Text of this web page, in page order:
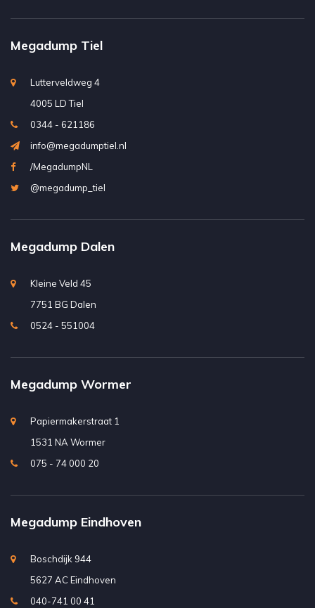
Megadump Tiel
Lutterveldweg 4
4005 LD Tiel
0344 - 621186
info@megadumptiel.nl
/MegadumpNL
@megadump_tiel
Megadump Dalen
Kleine Veld 45
7751 BG Dalen
0524 - 551004
Megadump Wormer
Papiermakerstraat 1
1531 NA Wormer
075 - 74 000 20
Megadump Eindhoven
Boschdijk 944
5627 AC Eindhoven
040-741 00 41